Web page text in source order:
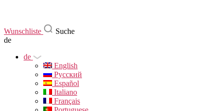
Wunschliste
Suche
de
de
English
Русский
Español
Italiano
Français